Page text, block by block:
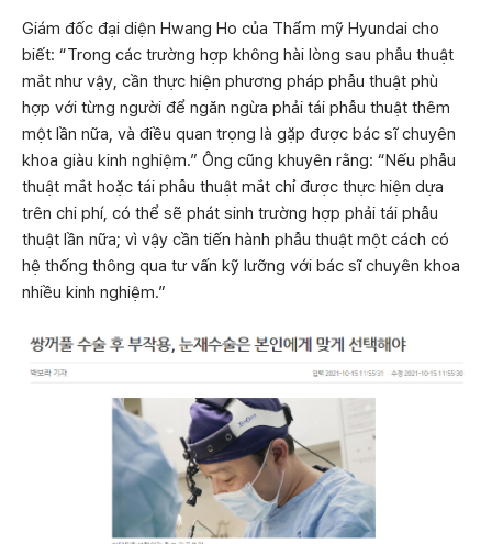
Giám đốc đại diện Hwang Ho của Thẩm mỹ Hyundai cho
biết: “Trong các trường hợp không hài lòng sau phẫu thuật
mắt như vậy, cần thực hiện phương pháp phẫu thuật phù
hợp với từng người để ngăn ngừa phải tái phẫu thuật thêm
một lần nữa, và điều quan trọng là gặp được bác sĩ chuyên
khoa giàu kinh nghiệm.” Ông cũng khuyên rằng: “Nếu phẫu
thuật mắt hoặc tái phẫu thuật mắt chỉ được thực hiện dựa
trên chi phí, có thể sẽ phát sinh trường hợp phải tái phẫu
thuật lần nữa; vì vậy cần tiến hành phẫu thuật một cách có
hệ thống thông qua tư vấn kỹ lưỡng với bác sĩ chuyên khoa
nhiều kinh nghiệm.”